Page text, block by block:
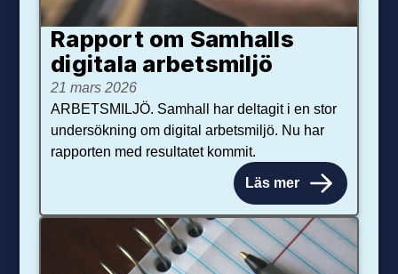
Rapport om Samhalls
digitala arbetsmiljö
21 mars 2026
ARBETSMILJÖ. Samhall har deltagit i en stor
undersökning om digital arbetsmiljö. Nu har
rapporten med resultatet kommit.
Läs mer